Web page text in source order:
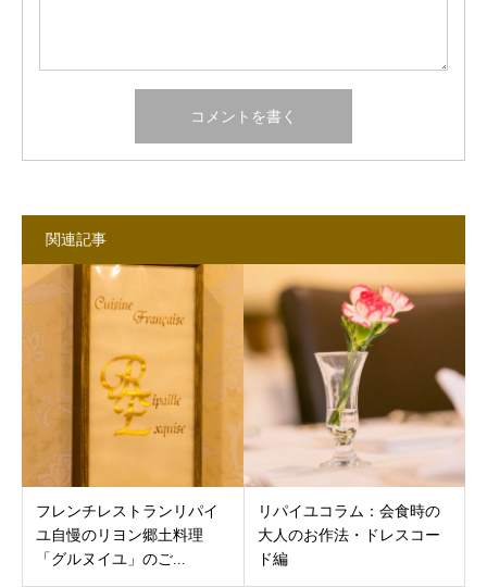
関連記事
フレンチレストランリパイ
ユ自慢のリヨン郷土料理
「グルヌイユ」のご...
リパイユコラム：会食時の
大人のお作法・ドレスコー
ド編